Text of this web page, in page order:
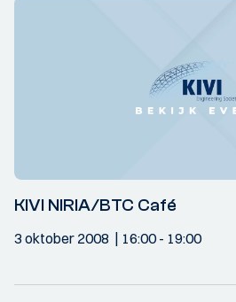
KIVI NIRIA/BTC Café
3 oktober 2008 16:00- 19:00